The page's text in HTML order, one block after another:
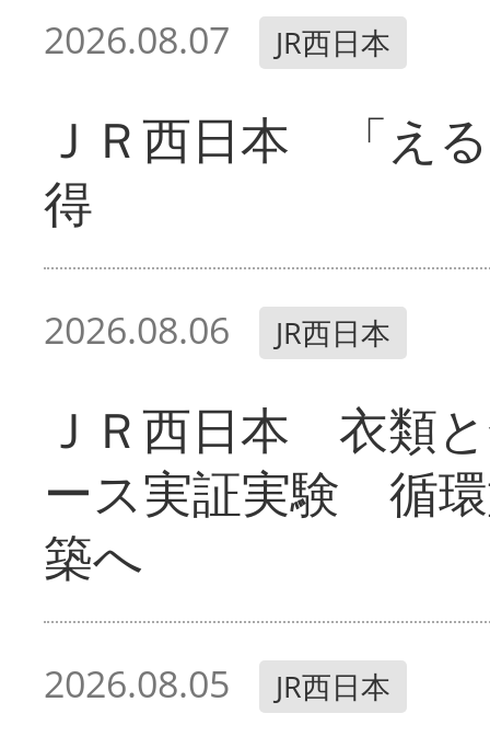
2026.08.07 JR西日本
ＪＲ西日本 「え
得
2026.08.06 JR西日本
ＪＲ西日本 衣類
ース実証実験 循
築へ
2026.08.05 JR西日本